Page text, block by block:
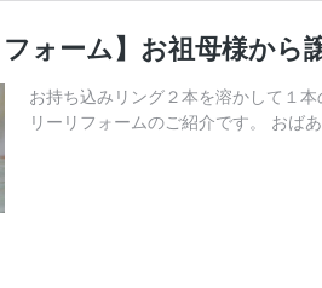
フォーム】お祖母様から
お持ち込みリング２本を溶かして１
リーリフォームのご紹介です。 お